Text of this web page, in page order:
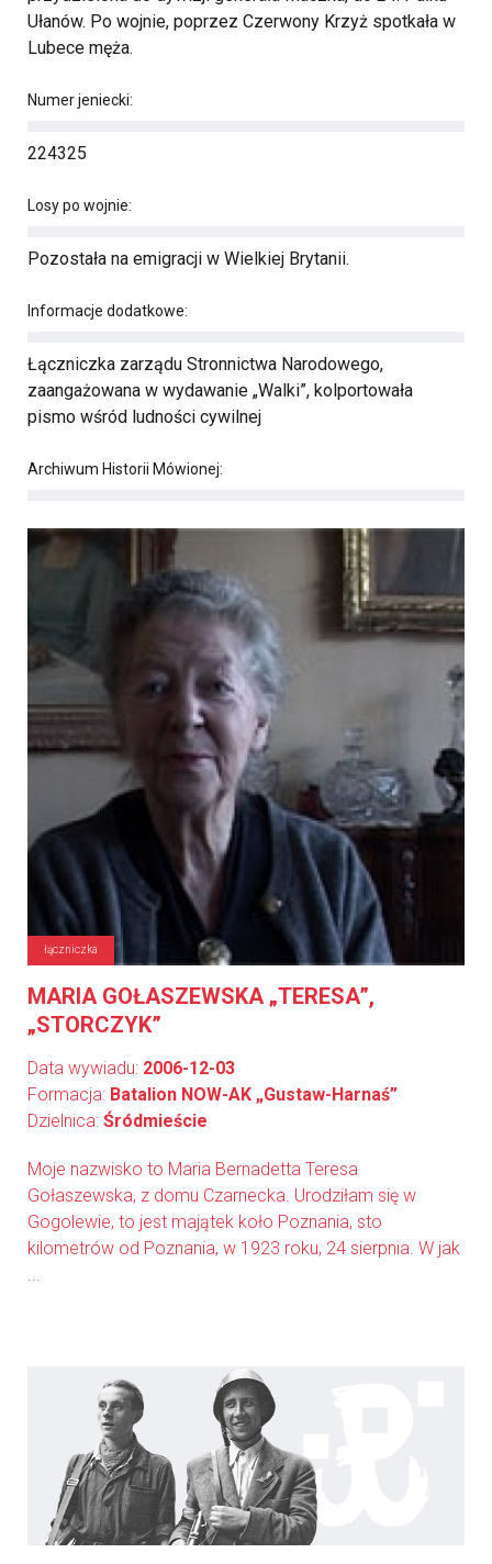
Ułanów. Po wojnie, poprzez Czerwony Krzyż spotkała w
Lubece męża.
Numer jeniecki:
224325
Losy po wojnie:
Pozostała na emigracji w Wielkiej Brytanii.
Informacje dodatkowe:
Łączniczka zarządu Stronnictwa Narodowego,
zaangażowana w wydawanie „Walki”, kolportowała
pismo wśród ludności cywilnej
Archiwum Historii Mówionej:
łączniczka
MARIA GOŁASZEWSKA „TERESA”,
„STORCZYK”
Data wywiadu: 2006-12-03
Formacja: Batalion NOW-AK „Gustaw-Harnaś”
Dzielnica: Śródmieście
Moje nazwisko to Maria Bernadetta Teresa
Gołaszewska, z domu Czarnecka. Urodziłam się w
Gogolewie, to jest majątek koło Poznania, sto
kilometrów od Poznania, w 1923 roku, 24 sierpnia. W jak
...